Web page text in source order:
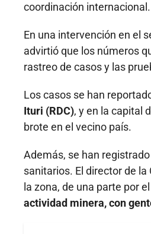
coordinación internacional.
En una intervención en el
advirtió que los números
rastreo de casos y las
Los casos se han
Ituri (RDC), y en la capital
brote en el vecino país.
Además, se han
sanitarios. El director de
la zona, de una parte por
actividad minera, con